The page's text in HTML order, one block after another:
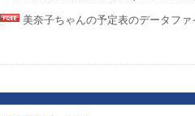
美奈子ちゃんの予定表のデータフ